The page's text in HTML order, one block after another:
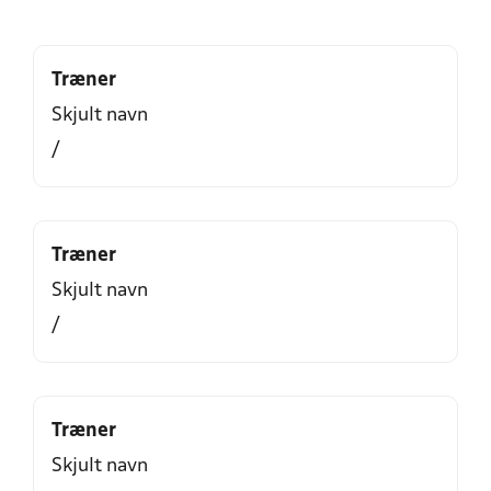
Træner
Skjult navn
/
Træner
Skjult navn
/
Træner
Skjult navn